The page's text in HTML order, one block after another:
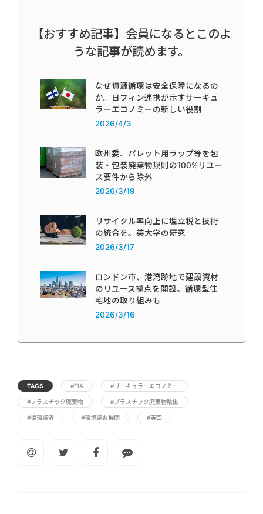
【おすすめ記事】会員になるとこのよ
うな記事が読めます。
なぜ資源循環は安全保障になるの
か。日フィン連携が示すサーキュ
ラーエコノミーの新しい役割
2026/4/3
欧州委、パレット用ラップ等を包
装・包装廃棄物規則の100%リユー
ス要件から除外
2026/3/19
リサイクル率向上に埋立税と技術
の統合を。英大学の研究
2026/3/17
ロンドン市、港湾跡地で建設資材
のリユース拠点を開設。循環型住
宅地の取り組みも
2026/3/16
TAGS #EIA #サーキュラーエコノミー
#プラスチック廃棄物 #プラスチック廃棄物輸出
#循環経済 #環境調査機関 #英国